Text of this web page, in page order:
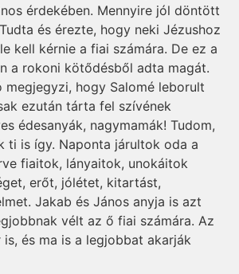
érdekében. Mennyire jól döntött
és érezte, hogy neki Jézushoz
kell kérnie a fiai számára. De ez a
a rokoni kötődésből adta magát.
megjegyzi, hogy Salomé leborult
ezután tárta fel szívének
édesanyák, nagymamák! Tudom,
ti is így. Naponta járultok oda a
fiaitok, lányaitok, unokáitok
erőt, jólétet, kitartást,
Jakab és János anyja is azt
vélt az ő fiai számára. Az
és ma is a legjobbat akarják